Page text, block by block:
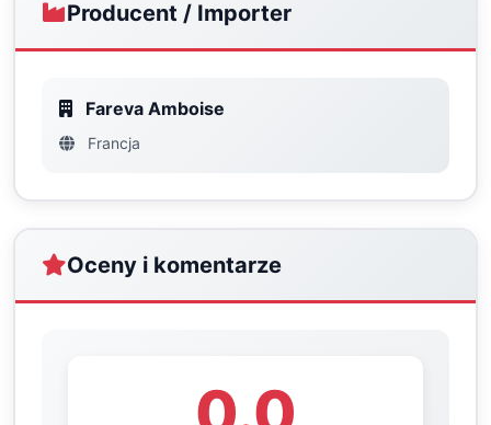
Producent / Importer
Fareva Amboise
Francja
Oceny i komentarze